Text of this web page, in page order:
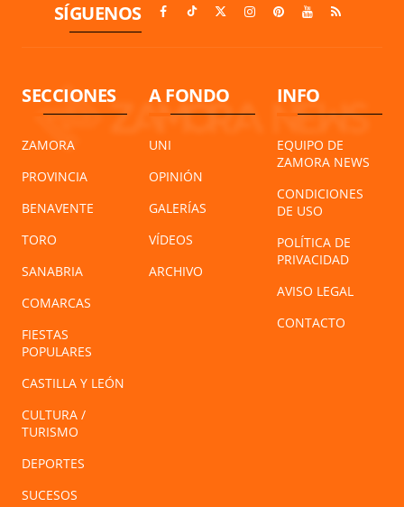
SÍGUENOS
SECCIONES
ZAMORA
PROVINCIA
BENAVENTE
TORO
SANABRIA
COMARCAS
FIESTAS
POPULARES
CASTILLA Y LEÓN
CULTURA /
TURISMO
DEPORTES
SUCESOS
A FONDO
UNI
OPINIÓN
GALERÍAS
VÍDEOS
ARCHIVO
INFO
EQUIPO DE
ZAMORA NEWS
CONDICIONES
DE USO
POLÍTICA DE
PRIVACIDAD
AVISO LEGAL
CONTACTO